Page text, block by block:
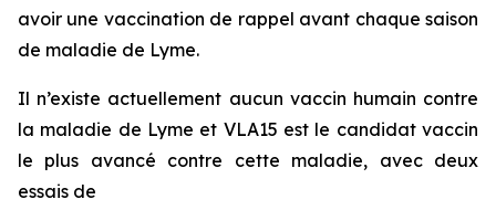
avoir une vaccination de rappel avant chaque saison
de maladie de Lyme.
Il n’existe actuellement aucun vaccin humain contre
la maladie de Lyme et VLA15 est le candidat vaccin
le plus avancé contre cette maladie, avec deux
essais de